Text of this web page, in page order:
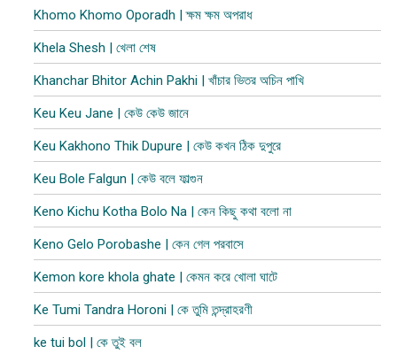
Khomo Khomo Oporadh | ক্ষম ক্ষম অপরাধ
Khela Shesh | খেলা শেষ
Khanchar Bhitor Achin Pakhi | খাঁচার ভিতর অচিন পাখি
Keu Keu Jane | কেউ কেউ জানে
Keu Kakhono Thik Dupure | কেউ কখন ঠিক দুপুরে
Keu Bole Falgun | কেউ বলে ফাল্গুন
Keno Kichu Kotha Bolo Na | কেন কিছু কথা বলো না
Keno Gelo Porobashe | কেন গেল পরবাসে
Kemon kore khola ghate | কেমন করে খোলা ঘাটে
Ke Tumi Tandra Horoni | কে তুমি তন্দ্রাহরণী
ke tui bol | কে তুই বল